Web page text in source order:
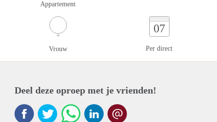
Appartement
Vrouw
07
Per direct
Deel deze oproep met je vrienden!